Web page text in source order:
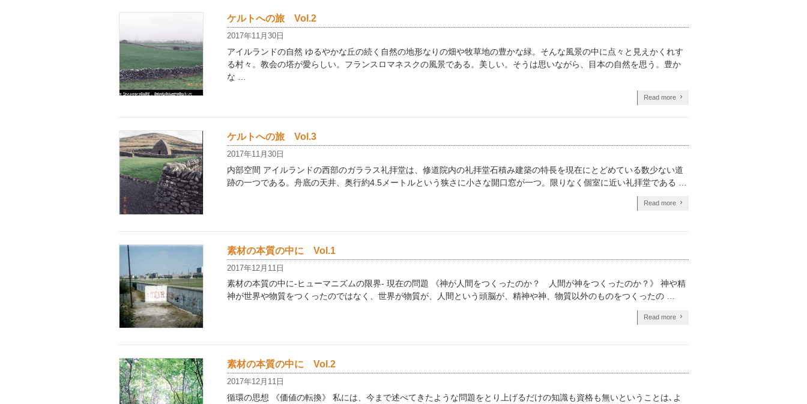
ケルトへの旅 Vol.2
2017年11月30日
アイルランドの自然 ゆるやかな丘の続く自然の地形なりの畑や牧草地の豊かな緑。そんな風景の中に点々と見えかくれす
る村々。教会の塔が愛らしい。フランスロマネスクの風景である。美しい。そうは思いながら、目本の自然を思う。豊か
な …
Read more
ケルトへの旅 Vol.3
2017年11月30日
内部空間 アイルランドの西部のガララス礼拝堂は、修道院内の礼拝堂石積み建築の特長を現在にとどめている数少ない道
跡の一つである。舟底の天井、奥行約4.5メートルという狭さに小さな開口窓が一つ。限りなく個室に近い礼拝堂である …
Read more
素材の本質の中に Vol.1
2017年12月11日
素材の本質の中に-ヒューマニズムの限界- 現在の問題 《神が人間をつくったのか？ 人間が神をつくったのか？》 神や精
神が世界や物質をつくったのではなく、世界が物質が、人間という頭脳が、精神や神、物質以外のものをつくったの …
Read more
素材の本質の中に Vol.2
2017年12月11日
循環の思想 《価値の転換》 私には、今まで述べてきたような問題をとり上げるだけの知識も資格も無いということは､よ